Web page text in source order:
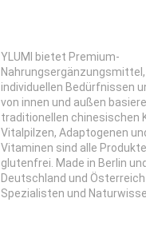
YLUMI bietet Premium-
individuellen Bedürfnissen
von innen und außen
traditionellen chinesischen
Vitalpilzen, Adaptogenen
Vitaminen sind alle
glutenfrei. Made in Berlin
Deutschland und
Spezialisten und